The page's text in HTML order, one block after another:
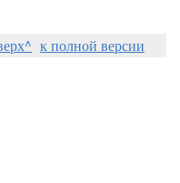
к полной версии